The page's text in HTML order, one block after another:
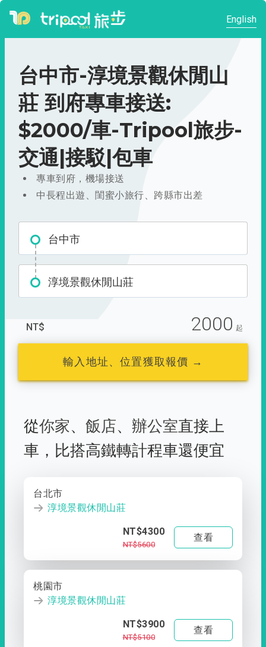
English
台中市-淳境景觀休閒山
莊 到府專車接送:
$2000/車-Tripool旅步-
交通|接駁|包車
專車到府，機場接送
中長程出遊、閨蜜小旅行、跨縣市出差
台中市
淳境景觀休閒山莊
NT$ 2000 起
輸入地址、位置獲取報價 →
從你家、 飯店、 辦公室直接上
車， 比搭高鐵轉計程車還便宜
台北市
淳境景觀休閒山莊
NT$4300
NT$5600
查看
桃園市
淳境景觀休閒山莊
NT$3900
NT$5100
查看